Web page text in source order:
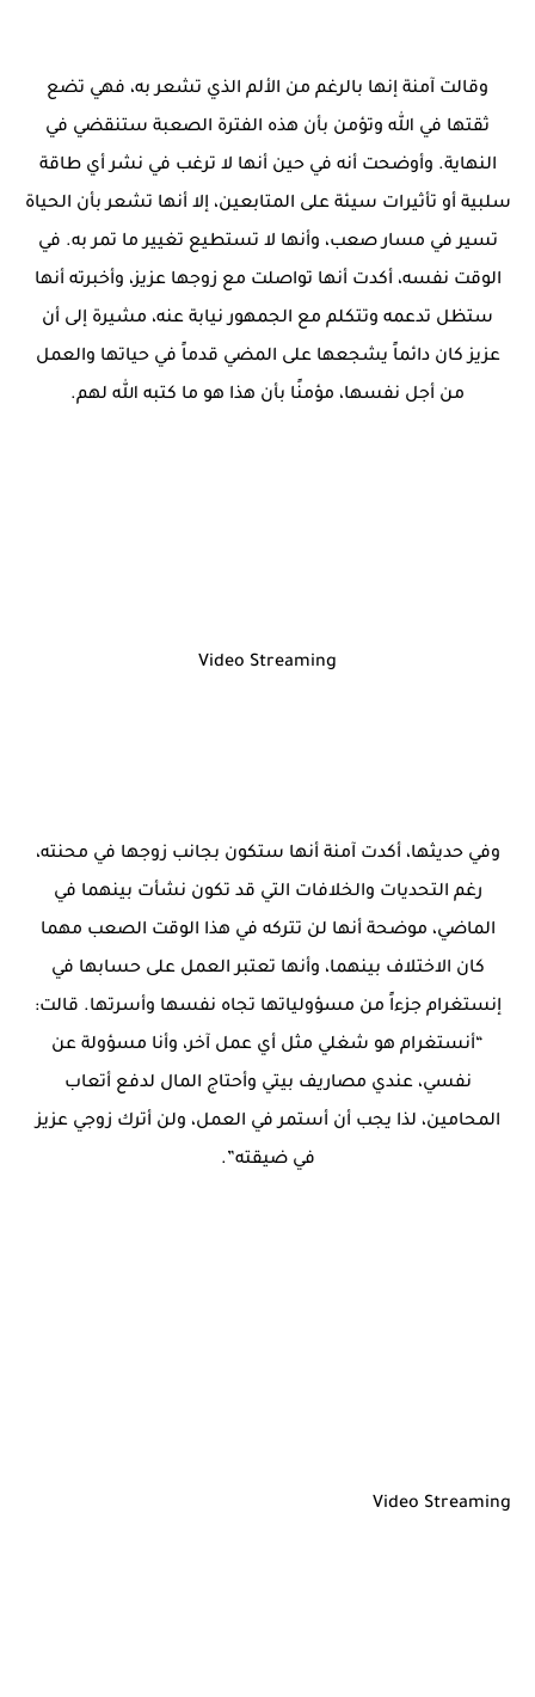
وقالت آمنة إنها بالرغم من الألم الذي تشعر به، فهي تضع
ثقتها في الله وتؤمن بأن هذه الفترة الصعبة ستنقضي في
النهاية. وأوضحت أنه في حين أنها لا ترغب في نشر أي طاقة
سلبية أو تأثيرات سيئة على المتابعين، إلا أنها تشعر بأن الحياة
تسير في مسار صعب، وأنها لا تستطيع تغيير ما تمر به. في
الوقت نفسه، أكدت أنها تواصلت مع زوجها عزيز، وأخبرته أنها
ستظل تدعمه وتتكلم مع الجمهور نيابة عنه، مشيرة إلى أن
عزيز كان دائماً يشجعها على المضي قدماً في حياتها والعمل
من أجل نفسها، مؤمنًا بأن هذا هو ما كتبه الله لهم.
Video Streaming
وفي حديثها، أكدت آمنة أنها ستكون بجانب زوجها في محنته،
رغم التحديات والخلافات التي قد تكون نشأت بينهما في
الماضي، موضحة أنها لن تتركه في هذا الوقت الصعب مهما
كان الاختلاف بينهما، وأنها تعتبر العمل على حسابها في
إنستغرام جزءاً من مسؤولياتها تجاه نفسها وأسرتها. قالت:
“أنستغرام هو شغلي مثل أي عمل آخر، وأنا مسؤولة عن
نفسي، عندي مصاريف بيتي وأحتاج المال لدفع أتعاب
المحامين، لذا يجب أن أستمر في العمل، ولن أترك زوجي عزيز
في ضيقته”.
Video Streaming